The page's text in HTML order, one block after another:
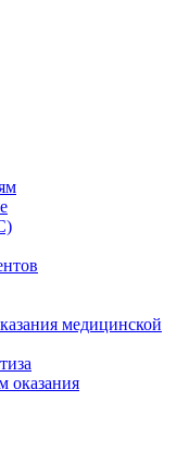
медицинской
оказания